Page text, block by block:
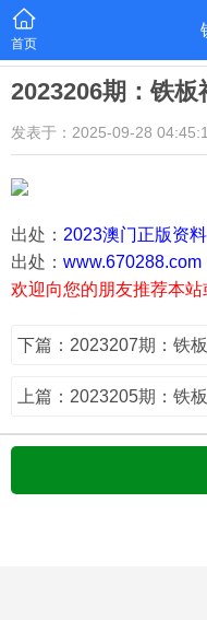
首页
2023206期：铁板
发表于：2025-09-28
出处： 2023澳门正版资料
出处： www.670288.com
欢迎向您的朋友推荐本站
下篇：2023207期：铁
上篇：2023205期：铁